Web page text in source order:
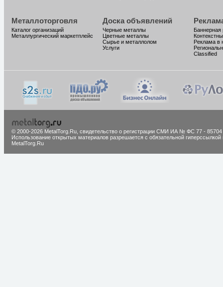
Металлоторговля
Каталог организаций
Металлургический маркетплейс
Доска объявлений
Черные металлы
Цветные металлы
Сырье и металлолом
Услуги
Баннерная
Реклама в
Classified
© 2000-2026 MetalTorg.Ru, cвидетельство о регистрации СМИ ИА № ФС 77 - 85704
Использование открытых материалов разрешается с обязательной гиперссылкой
MetalTorg.Ru